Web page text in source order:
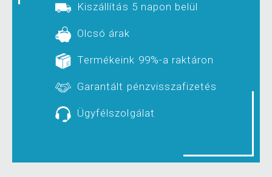
Kiszállítás 5 napon belül
Olcsó árak
Termékeink 99%-a raktáron
Garantált pénzvisszafizetés
Ügyfélszolgálat